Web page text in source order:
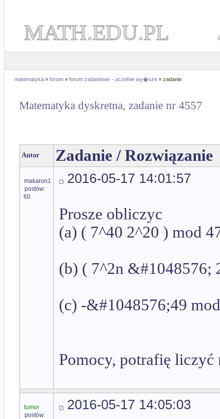
MATH.EDU.PL
matematyka » forum » forum zadaniowe - uczelnie wy�sze » zadanie
Matematyka dyskretna, zadanie nr 4557
Autor Zadanie / Rozwiązanie
makaron1
postów:
60
2016-05-17 14:01:57
Prosze obliczyc
(a) ( 7^40 2^20 ) mod
(b) ( 7^2n &#1048576;
(c) -&#1048576;49
Pomocy, potrafię liczyć
tumor
postów:
2016-05-17 14:05:03